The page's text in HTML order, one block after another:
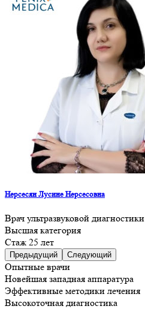
Нерсесян Лусине Нерсесовна
Врач ультразвуковой диагностики
Высшая категория
Cтаж 25 лет
Предыдущий Следующий
Опытные врачи
Новейшая западная аппаратура
Эффективные методики лечения
Высокоточная диагностика